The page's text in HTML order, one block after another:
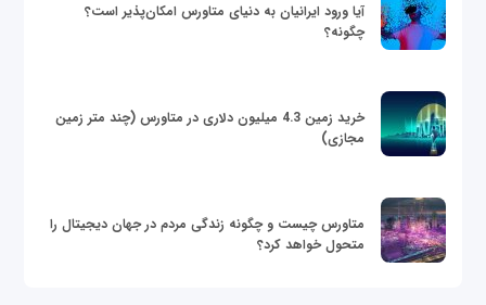
آیا ورود ایرانیان به دنیای متاورس امکان‌پذیر است؟
چگونه؟
خرید زمین 4.3 میلیون دلاری در متاورس (چند متر زمین
مجازی)
متاورس چیست و چگونه زندگی مردم در جهان دیجیتال را
متحول خواهد کرد؟